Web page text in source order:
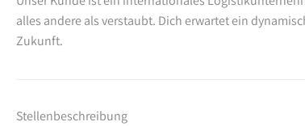
alles andere als verstaubt. Dich erwartet ein
Zukunft.
Stellenbeschreibung